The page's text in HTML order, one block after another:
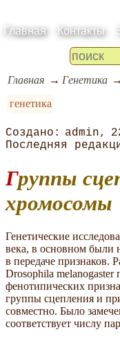
Главная Контакты
Главная Генетика
генетика
admin
Группы сцепления и
хромосомы
Генетические
века, в основном были
в передаче признаков.
Drosophila melanogaster
фенотипических
группы сцепления и
совместно. Было
соответствует числу